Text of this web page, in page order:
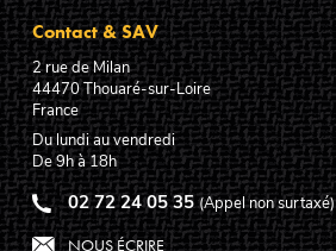
Contact & SAV
2 rue de Milan
44470Thouaré-sur-Loire
France
Du lundi au vendredi
De 9h à 18h
02 72 24 05 35 (Appel non surtaxé)
NOUS ÉCRIRE